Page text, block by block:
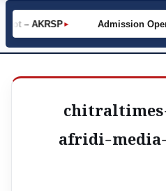
►
– AKRSP Admission
afridi-